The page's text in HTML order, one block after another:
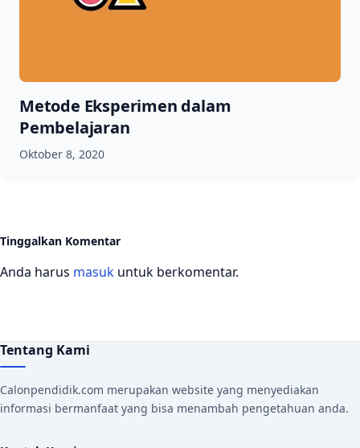
Metode Eksperimen dalam
Pembelajaran
Oktober 8, 2020
Tinggalkan Komentar
Anda harus masuk untuk berkomentar.
Tentang Kami
Calonpendidik.com merupakan website yang menyediakan
informasi bermanfaat yang bisa menambah pengetahuan anda.